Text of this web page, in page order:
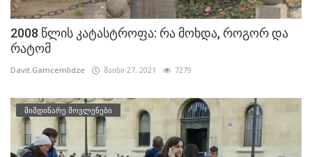
2008 წლის კატასტროფა: რა მოხდა, როგორ და
რატომ
Davit.Gamcemlidze მაისი 27, 2021 7279
მიმდინარე მოვლენები